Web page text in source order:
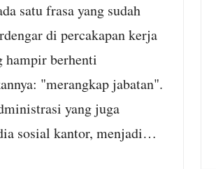
satu frasa yang sudah
di percakapan kerja
hampir berhenti
"merangkap jabatan".
yang juga
sosial kantor, menjadi…